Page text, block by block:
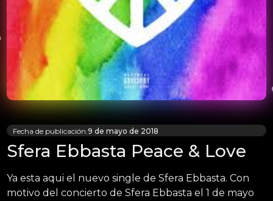
Fecha de publicación:9 de mayo de 2018
Sfera Ebbasta Peace & Love
Ya esta aqui el nuevo single de Sfera Ebbasta. Con
motivo del concierto de Sfera Ebbasta el 1 de mayo